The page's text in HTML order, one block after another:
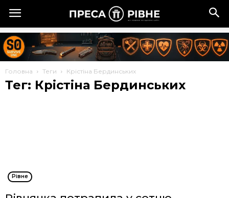
Головна Теги Крістіна Бердинських
Тег: Крістіна Бердинських
Рівне